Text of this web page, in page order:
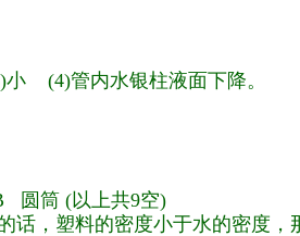
(4)管内水银柱液面下降。
(以上共9空)
话，塑料的密度小于水的密度，